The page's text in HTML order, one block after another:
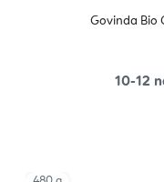
Govinda Bio
10-12